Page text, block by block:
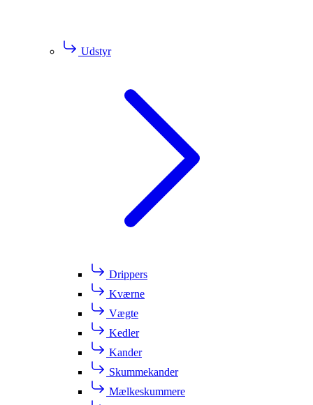
Udstyr
Drippers
Kværne
Vægte
Kedler
Kander
Skummekander
Mælkeskummere